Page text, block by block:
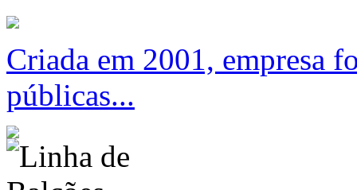
Criada em 2001, empresa
públicas...